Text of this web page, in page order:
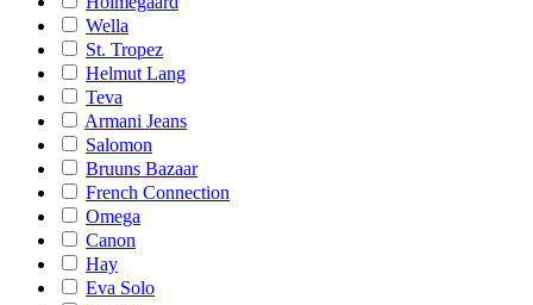
Wella
St. Tropez
Helmut Lang
Teva
Armani Jeans
Salomon
Bruuns Bazaar
French Connection
Omega
Canon
Hay
Eva Solo